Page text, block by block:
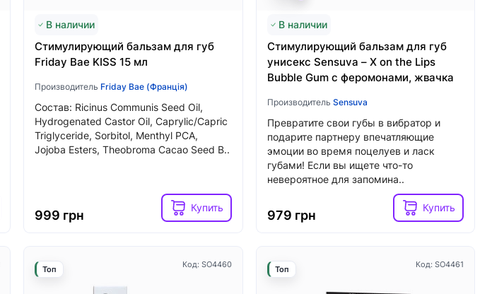
Код: SX0931
Топ Код: SX1218
Топ
В наличии
Стимулирующий бальзам для губ
Friday Bae KISS 15 мл
Производитель Friday Bae (Франція)
Состав: Ricinus Communis Seed Oil,
Hydrogenated Castor Oil, Caprylic/Capric
Triglyceride, Sorbitol, Menthyl PCA,
Jojoba Esters, Theobroma Cacao Seed B..
999 грн
Купить
В наличии
Стимулирующий бальзам для губ
унисекс Sensuva – X on the Lips
Bubble Gum с феромонами, жвачка
Производитель Sensuva
Превратите свои губы в вибратор и
подарите партнеру впечатляющие
эмоции во время поцелуев и ласк
губами! Если вы ищете что-то
невероятное для запомина..
979 грн
Купить
Код: SO4460
Топ Код: SO4461
Топ